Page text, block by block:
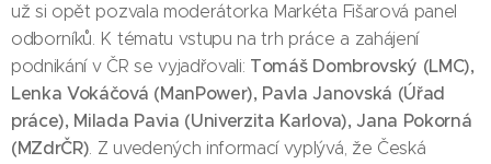
už si opět pozvala moderátorka Markéta Fišarová panel
odborníků. K tématu vstupu na trh práce a zahájení
podnikání v ČR se vyjadřovali: Tomáš Dombrovský (LMC),
Lenka Vokáčová (ManPower), Pavla Janovská (Úřad
práce), Milada Pavia (Univerzita Karlova), Jana Pokorná
(MZdrČR). Z uvedených informací vyplývá, že Česká